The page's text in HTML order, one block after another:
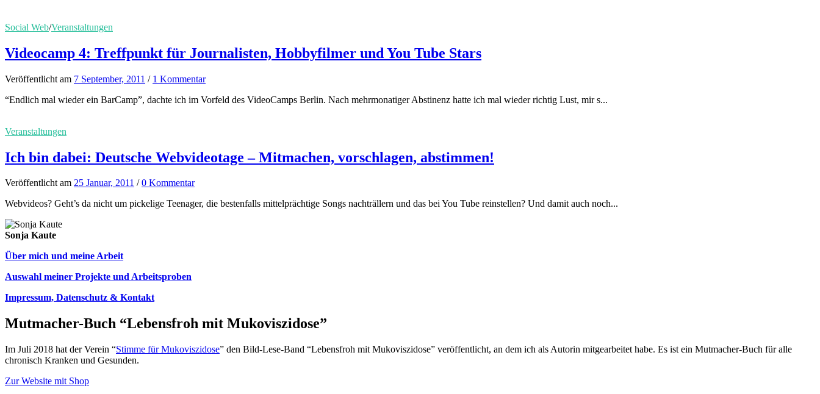
Social Web/Veranstaltungen
Videocamp 4: Treffpunkt für Journalisten, Hobbyfilmer und You Tube Stars
Veröffentlicht am 7 September, 2011 / 1 Kommentar
“Endlich mal wieder ein BarCamp”, dachte ich im Vorfeld des VideoCamps Berlin. Nach mehrmonatiger Abstinenz hatte ich mal wieder richtig Lust, mir s...
Veranstaltungen
Ich bin dabei: Deutsche Webvideotage – Mitmachen, vorschlagen, abstimmen!
Veröffentlichtam 25 Januar, 2011 /0 Kommentar
Webvideos? Geht’s da nicht um pickelige Teenager, die bestenfalls mittelprächtige Songs nachträllern und das bei You Tube reinstellen? Und damit auch noch...
Sonja Kaute
Über mich und meine Arbeit
Auswahl meiner Projekte und Arbeitsproben
Impressum, Datenschutz & Kontakt
Mutmacher-Buch “Lebensfroh mit Mukoviszidose”
Im Juli 2018 hat der Verein “Stimme für Mukoviszidose” den Bild-Lese-Band “Lebensfroh mit Mukoviszidose” veröffentlicht, an dem ich als Autorin mitgearbeitet habe. Es ist ein Mutmacher-Buch für alle
chronisch Kranken und Gesunden.
Zur Website mit Shop